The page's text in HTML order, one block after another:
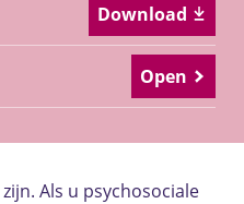
Download
Open
Als u psychosociale